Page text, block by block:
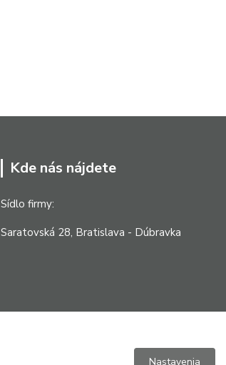
Kde nás nájdete
Sídlo firmy:
Saratovská 28, Bratislava - Dúbravka
Nastavenia